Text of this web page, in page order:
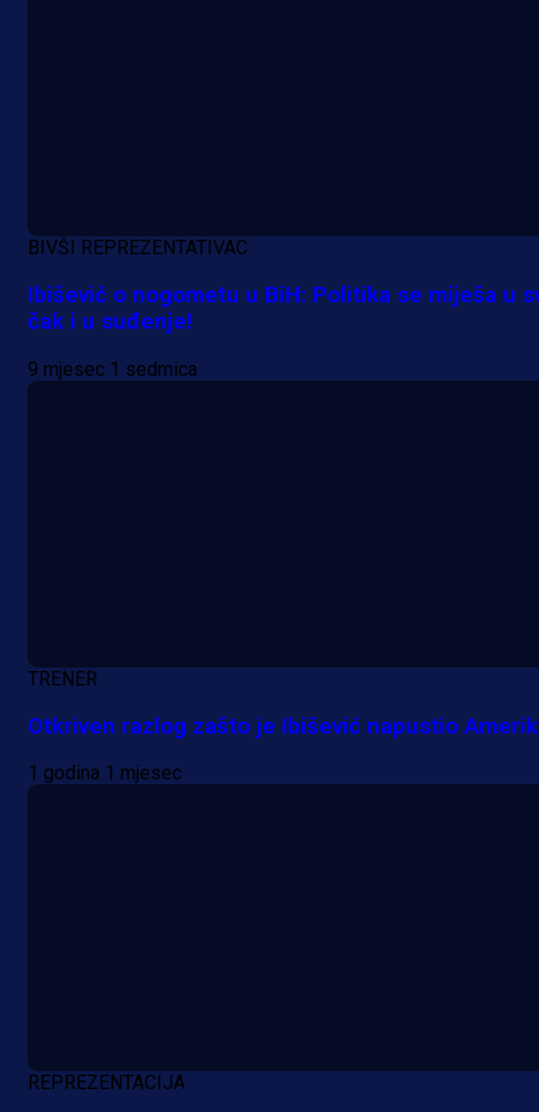
Lukić seli u Bundesligu? Dva
njemačka kluba krenula po bh.
BIVŠI REPREZENTATIVAC
Ibišević o nogometu u BiH: Politika se miješa u
čak i u suđenje!
9 mjesec 1 sedmica
TRENER
Otkriven razlog zašto je Ibišević napustio
1 godina 1 mjesec
REPREZENTACIJA